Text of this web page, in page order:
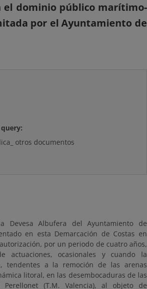
el dominio público marítimo-
por el Ayuntamiento de
otros documentos
Devesa Albufera del Ayuntamiento de
en esta Demarcación de Costas en
por un periodo de cuatro años,
actuaciones, ocasionales y cuando la
tendentes a la remoción de las arenas
litoral, en las desembocaduras de las
(T.M. Valencia), al objeto de